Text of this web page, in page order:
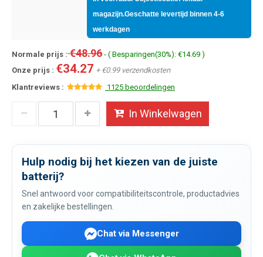
magazijn.Geschatte levertijd binnen 4-6
werkdagen
Normale prijs :€48.96 - ( Besparingen(30%): €14.69 )
Onze prijs : €34.27 + €0.99 verzendkosten
Klantreviews :
1125 beoordelingen
In Winkelwagen
Hulp nodig bij het kiezen van de juiste
batterij?
Snel antwoord voor compatibiliteitscontrole, productadvies
en zakelijke bestellingen.
Chat via Messenger